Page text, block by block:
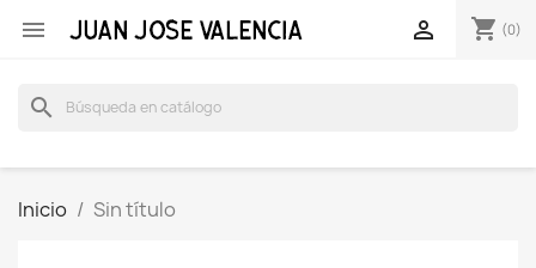
 shopping_cart (0)

search
Inicio Sin título